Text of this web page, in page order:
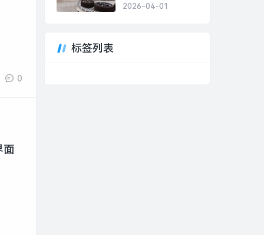
0
“丰田”了吗？|界面新
2026-04-01
标签列表